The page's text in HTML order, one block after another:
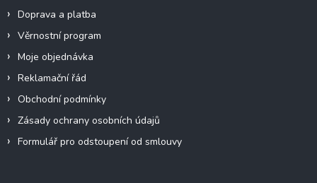
Doprava a platba
Věrnostní program
Moje objednávka
Reklamační řád
Obchodní podmínky
Zásady ochrany osobních údajů
Formulář pro odstoupení od smlouvy